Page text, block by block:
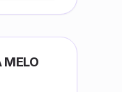
MELO